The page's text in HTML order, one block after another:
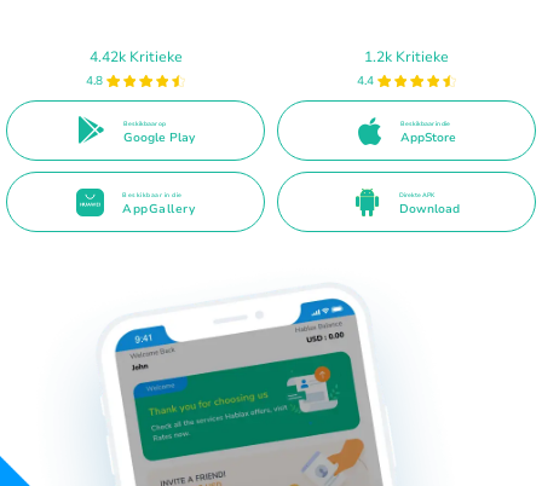
4.42k Kritieke
4.8
Beskikbaar op
Google Play
1.2k Kritieke
4.4
Beskikbaar in die
AppStore
Beskikbaar in die
AppGallery
Direkte APK
Download